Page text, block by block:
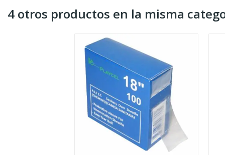
4 otros productos en la misma